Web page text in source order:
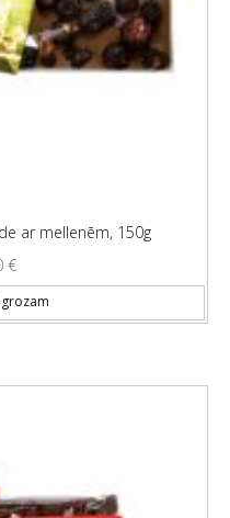
ar mellenēm, 150g
€